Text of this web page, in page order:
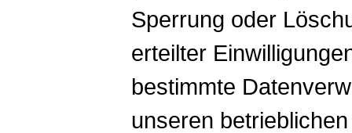
Sperrung oder
erteilter
bestimmte
unseren